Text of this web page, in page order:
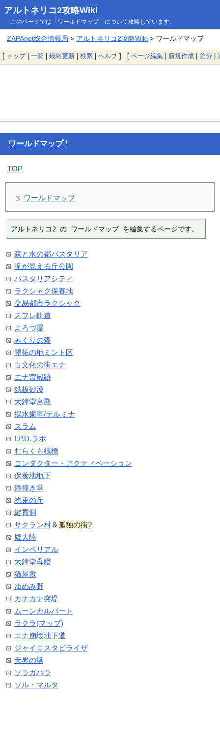
アルトネリコ2攻略Wiki
このページでは「ワールドマップ」について攻略しています。
ZAPAnet総合情報局 > アルトネリコ2攻略Wiki> ワールドマップ
[ トップ| 一覧 | 最終更新 | 検索 | ヘルプ] [ ページ編集 | 新規作成 | 差分 |
ワールドマップ †
TOP
ワールドマップ
アルトネリコ2 の ワールドマップ を編集するページです。
森と水の都パスタリア
滝が見える丘公園
パスタリアシティ
ラクシャク保養地
交易都市ラクシャク
スフレ軌道
よろづ屋
みくりの森
開拓の地ミント区
古文化の街エナ
エナ宮殿跡
鉄板砂漠
大鐘堂宮殿
揚水歯車/テルミナ
スラム
I.P.D.ラボ
むらくも桟橋
コンダクター・アクティベーション
保養地地下
鐘撞き堂
約束の丘
縦貫洞
サクラン村＆孤独の街?
魔大陸
インペリアル
大鐘堂母艦
猫屋敷
ゆめみ野
カナカナ突堤
ムーンカルバート
ラクラ(マップ)
エナ崩壊地下道
ジャイロスタビライザ
天界の塔
ソラガハラ
ソル・マルタ